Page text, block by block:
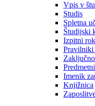
Vpis v
Studis
Spletna
Študijski
Izpitni
Pravilniki
Imenik
Knjižnica